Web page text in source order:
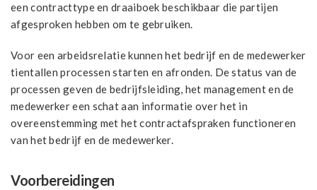
een contracttype en draaiboek beschikbaar die partijen
afgesproken hebben om te gebruiken.
Voor een arbeidsrelatie kunnen het bedrijf en de medewerker
tientallen processen starten en afronden. De status van de
processen geven de bedrijfsleiding, het management en de
medewerker een schat aan informatie over het in
overeenstemming met het contractafspraken functioneren
van het bedrijf en de medewerker.
Voorbereidingen